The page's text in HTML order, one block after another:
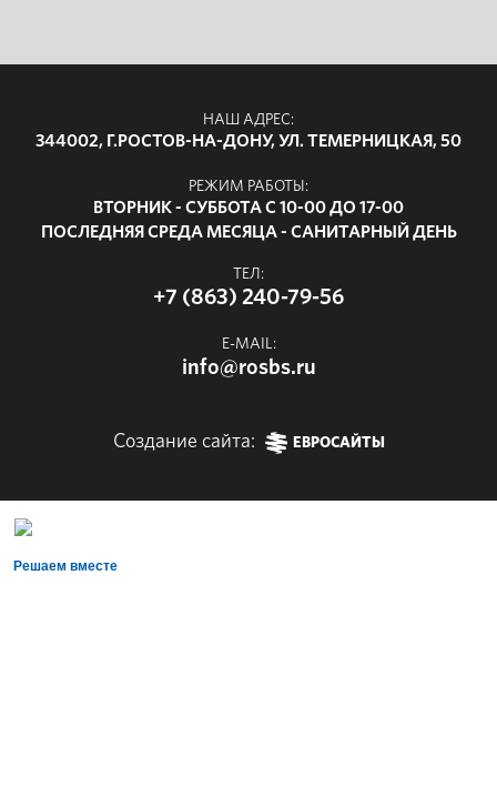
НАШ АДРЕС:
344002, Г.РОСТОВ-НА-ДОНУ, УЛ. ТЕМЕРНИЦКАЯ, 50
РЕЖИМ РАБОТЫ:
ВТОРНИК - СУББОТА С 10-00 ДО 17-00
ПОСЛЕДНЯЯ СРЕДА МЕСЯЦА - САНИТАРНЫЙ ДЕНЬ
ТЕЛ:
+7 (863) 240-79-56
E-MAIL:
info@rosbs.ru
Создание сайта: ЕВРОСАЙТЫ
Решаем вместе